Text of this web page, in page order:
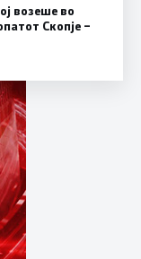
возеше во
Скопје –